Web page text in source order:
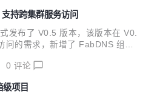
经在多个金融机构的生产环境中稳
！重大喜讯 ！！！重大喜
4 月 28 日发布了 V0.10.0 版本。
持跨集群服务访问
发布了 V0.5 版本，该版本在 V0.
问的需求，新增了 FabDNS 组
于边缘计算场景的容器网络方案，
下容器网络配置管理复杂，网络割
0 评论
项目